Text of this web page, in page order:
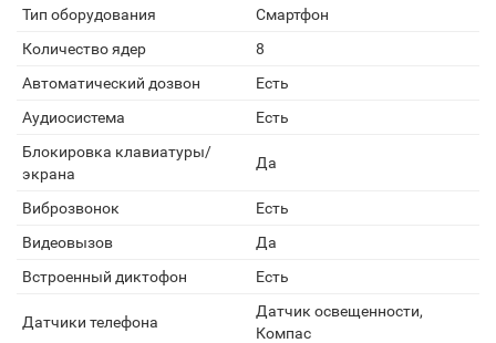
Тип оборудования
Смартфон
Количество ядер
8
Автоматический дозвон
Есть
Аудиосистема
Есть
Блокировка клавиатуры/
экрана
Да
Виброзвонок
Есть
Видеовызов
Да
Встроенный диктофон
Есть
Датчики телефона
Датчик освещенности,
Компас